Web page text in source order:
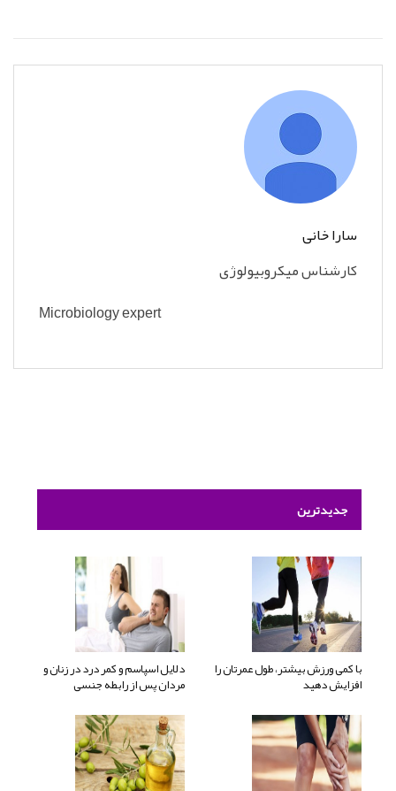
سارا خانی
کارشناس میکروبیولوژی
Microbiology expert
جدیدترین
با کمی ورزش بیشتر، طول عمرتان را
افزایش دهید
دلایل اسپاسم و کمر درد در زنان و
مردان پس از رابطه جنسی